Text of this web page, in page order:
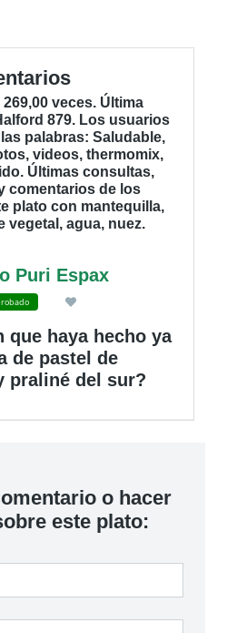
veces. Última
879. Los usuarios
palabras: Saludable,
videos, thermomix,
Últimas consultas,
comentarios de los
plato con mantequilla,
vegetal, agua, nuez.
Puri Espax
que haya hecho ya
de pastel de
praliné del sur?
o hacer
este plato: